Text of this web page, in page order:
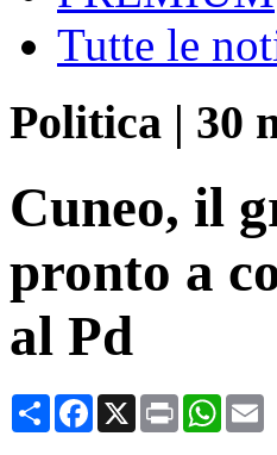
Tutte le
Politica | 30
Cuneo, il
pronto a
al Pd
CondividiFacebook
X Print